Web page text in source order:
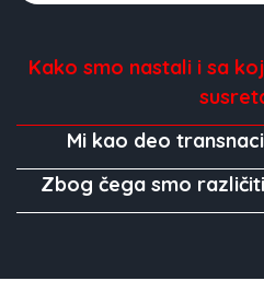
Kako smo nastali i sa
Mi kao deo
Zbog čega smo